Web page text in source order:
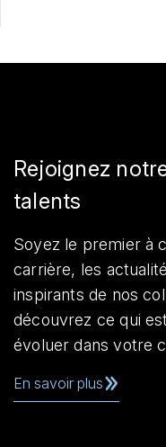
Rejoignez
talents
Soyez le premier à
carrière, les
inspirants de nos
découvrez ce qui
évoluer dans votre
En savoir plus